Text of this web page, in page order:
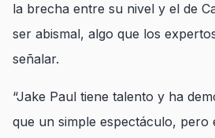
la brecha entre su nivel y el de
ser abismal, algo que los
señalar.
“Jake Paul tiene talento y ha
que un simple espectáculo, pero